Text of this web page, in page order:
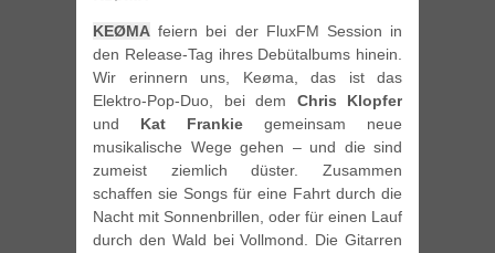
KEØMA feiern bei der FluxFM Session in
den Release-Tag ihres Debütalbums hinein.
Wir erinnern uns, Keøma, das ist das
Elektro-Pop-Duo, bei dem Chris Klopfer
und Kat Frankie gemeinsam neue
musikalische Wege gehen – und die sind
zumeist ziemlich düster. Zusammen
schaffen sie Songs für eine Fahrt durch die
Nacht mit Sonnenbrillen, oder für einen Lauf
durch den Wald bei Vollmond. Die Gitarren